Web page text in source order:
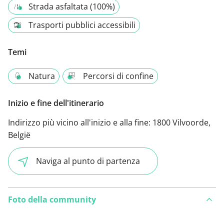
Strada asfaltata (100%)
Trasporti pubblici accessibili
Temi
Natura Percorsi di confine
Inizio e fine dell'itinerario
Indirizzo più vicino all'inizio e alla fine: 1800 Vilvoorde,
België
Naviga al punto di partenza
Foto della community